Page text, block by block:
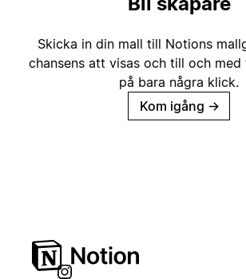
Skicka in din mall till Notions
chansens att visas och till och
på bara några klick.
Kom igång →